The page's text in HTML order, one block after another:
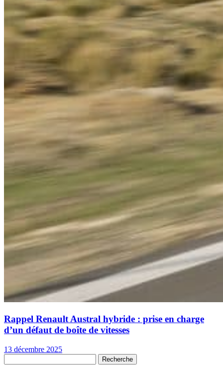
Rappel Renault Austral hybride : prise en charge
d’un défaut de boîte de vitesses
13 décembre 2025